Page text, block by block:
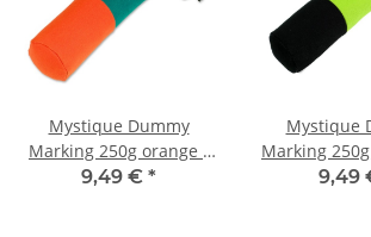
Mystique Dummy
Marking 250g orange /
grün
9,49 € *
Mystique
Marking
9,49